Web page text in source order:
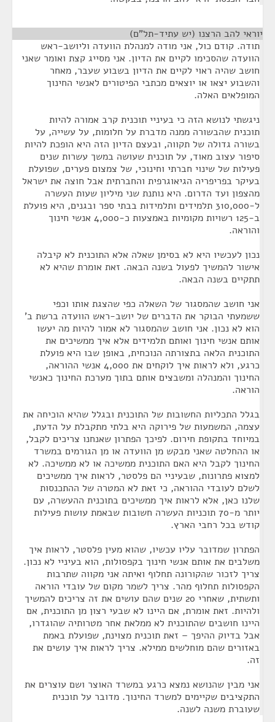
יוראי להב הרצנו (יש עתיד-תל"ם)
תודה. קודם כול, אני מודה למנהלת הוועדה וליושב-ראש
הוועדה שהסכימו לקיים את הדיון. אני מסייג קצת ואומר שאני
חושב שהיה ראוי לקיים את הדיון בשבוע שעבר, מאחר
והשבוע יצאו או יוצאים מכתבי הפיטורים לאנשי החינוך
המופלאים האלה.
ניגשתי לנושא הזה כי בעיניי תוכנית קרב אמורה להיות
תוכנית שהבשורה ממנה מדברת על חלומות, על עשייה, על
בשורה גדולה של תקווה, ובעצם הדיון הזה היא הופכת להיות
סיפור עצוב מאוד, על תוכנית שעושה במשך עשרות שנים
פעילות של שינוי חברתי וחינוכי, של צמצום פערים, שפועלת
בעיקר בפריפריה הגיאוגרפית והחברתית אבל חוצה את ישראל
מהצפון ועד הדרום. היא נותנת שני מיליון שעות העשרה
ל-310,000 תלמידים ותלמידות בבתי ספר ובגנים, היא פועלת
ב-125 רשויות מקומיות באמצעות כ-4,000 אנשי חינוך
והוראה.
נכון לעכשיו היא לא בסימן שאלה אלא התוכנית לא קיבלה
אישור להמשיך לפעול בשנה הבאה. זאת אומרת שהיא לא
תתקיים בשנה הבאה.
אני חושב שהמסגור של השאלה כפי שהצגת אותו וכפי
ששמעתי הבוקר את הדברים של יושב-ראש הוועדה ברשת ב'
הוא לא נכון. אני חושב שהמסגור לא אמור להיות מה יעשו
אותם אנשי חינוך ואותם תלמידים אלא איך ממשיכים את
התוכנית הלאה בתצורתה הנוכחית, באופן שבו היא פועלת
כרגע, ולא לראות איך לוקחים את 4,000 אנשי ההוראה,
החינוך והמנהלה ומשבצים אותם בתוך מערכת החינוך כאנשי
הוראה.
בגלל התכליות החשובות של התוכנית ובגלל שהיא הוכיחה את
עצמה, המשמעות של פירוקה היא בלתי מתקבלת על הדעת,
במיוחד בתקופת חירום. לפיכך הפתרון שאנחנו צריכים לקבל,
או ההחלטה שאני מבקש מן הוועדה או מן הגורמים במשרד
החינוך לקבל היא האם התוכנית ממשיכה או לא ממשיכה. לא
למצוא פתרונות, שבעיניי הם פלסטר, לראות איך ממשיכים
לשלם לעובדי ההוראה, כי זאת לא המטרה של ההתכנסות
שלנו כאן, אלא לראות איך ממשיכים בתוכנית ההעשרה, עם
יותר מ-70 תוכניות העשרה חשובות שבאמת עושות פעילות
קודש בכל רחבי הארץ.
הפתרון שמדובר עליו עכשיו, שהוא מעין פלסטר, לראות איך
משלבים את אותם אנשי חינוך בקפסולות, הוא בעיניי לא נכון.
צריך לזכור שהקורונה תחלוף ואיתה אני מקווה שתרבות
הקפסולות תחלוף מהר. צריך לשמר מקום של עובדי הוראה
ותשתית, שאחרי 20 שנים שהם עושים את זה צריכים להמשיך
ולהיות. זאת אומרת, אם היינו לא שבעי רצון מן התוכנית, אם
היינו חושבים שהתוכנית לא ממלאת אחר מטרותיה שהוגדרו,
אבל בדיוק ההיפך – זאת תוכנית מצוינת, שפועלת באמת
באזורים שהם מוחלשים ממילא. צריך לראות איך עושים את
זה.
אני מבין שהנושא נמצא כרגע במשרד האוצר ושם עוצרים את
התקציבים שקיימים למשרד החינוך. מדובר על תוכנית
שעוברת משנה לשנה.